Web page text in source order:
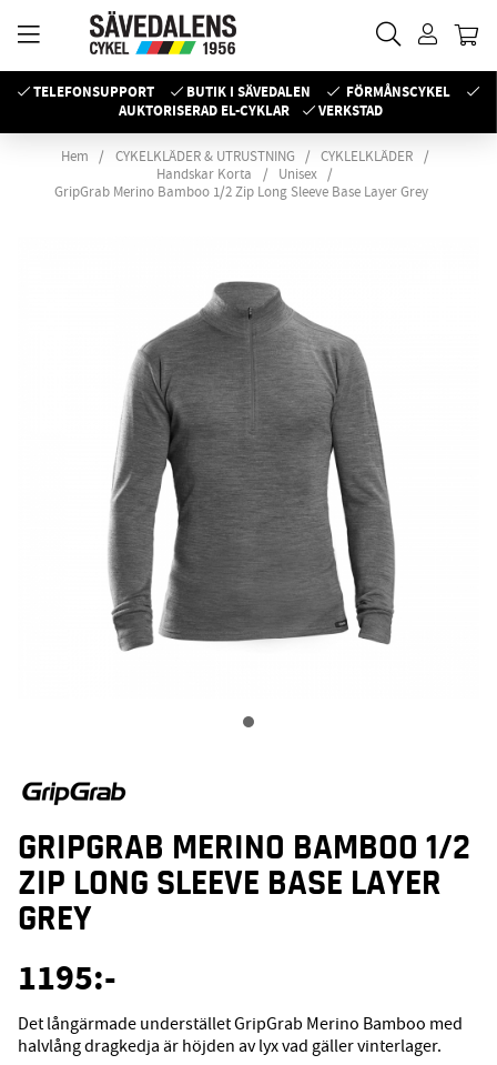
TELEFONSUPPORT BUTIK I SÄVEDALEN
FÖRMÅNSCYKEL
AUKTORISERAD EL-CYKLAR
VERKSTAD
Hem CYKELKLÄDER & UTRUSTNING
CYKLELKLÄDER
Handskar Korta
Unisex
GripGrab Merino Bamboo 1/2 Zip Long Sleeve Base Layer Grey
GRIPGRAB MERINO BAMBOO 1/2
ZIP LONG SLEEVE BASE LAYER
GREY
1195:-
Det långärmade understället GripGrab Merino Bamboo med
halvlång dragkedja är höjden av lyx vad gäller vinterlager.